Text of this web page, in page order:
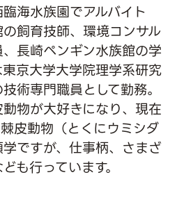
海水族園でアルバイト
飼育技師、環境コンサル
長崎ペンギン水族館の学
京大学大学院理学系研究
術専門職員として勤務。
物が大好きになり、現在
皮動物（とくにウミシダ
ですが、仕事柄、さまざ
も行っています。